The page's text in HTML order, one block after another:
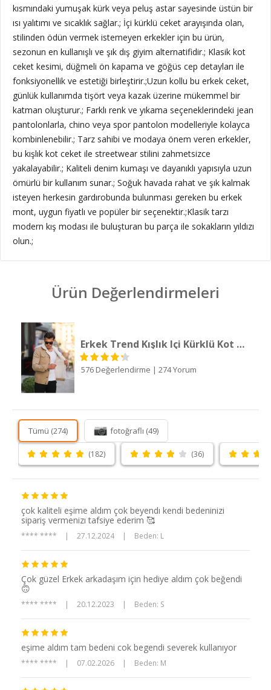
kısmındaki yumuşak kürk veya peluş astar sayesinde üstün bir
ısı yalıtımı ve sıcaklık sağlar.; İçi kürklü ceket arayışında olan,
stilinden ödün vermek istemeyen erkekler için bu ürün,
sezonun en kullanışlı ve şık dış giyim alternatifidir.; Klasik kot
ceket kesimi, düğmeli ön kapama ve göğüs cep detayları ile
fonksiyonellik ve estetiği birleştirir.;Uzun kollu bu erkek ceket,
günlük kullanımda tişört veya kazak üzerine mükemmel bir
katman oluşturur.; Farklı renk ve yıkama seçeneklerindeki jean
pantolonlarla, chino veya spor pantolon modelleriyle kolayca
kombinlenebilir.; Tarz sahibi ve modaya önem veren erkekler,
bu kışlık kot ceket ile streetwear stilini zahmetsizce
yakalayabilir.; Kaliteli denim kumaşı ve dayanıklı yapısıyla uzun
ömürlü bir kullanım sunar.; Soğuk havada rahat ve şık kalmak
isteyen herkesin gardırobunda bulunması gereken bu erkek
mont, uygun fiyatlı ve popüler bir seçenektir.;Klasik tarzı
modern kış modası ile buluşturan bu parça ile sokakların yıldızı
olun.;
Ürün Değerlendirmeleri
Erkek Trend Kışlık Içi Kürklü Kot Ceket Taş
576 Değerlendirme | 274 Yorum
Tümü (274) fotoğraflı (49)
(182) (36)
çok kaliteli eşime aldım çok beyendı kendi bedeninizi
sipariş vermenizı tafsiye ederim 🥰
**** **** | 27.12.2024 | Beden: L
Çok güzel Erkek arkadaşım için hediye aldım çok beğendi
🙃
**** **** | 20.12.2023 | Beden: S
eşime aldım tam bedeni cok begendi severek kullanıyor
**** **** | 07.02.2026 | Beden: M